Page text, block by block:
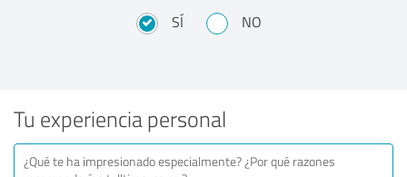
SÍ NO
Tu experiencia personal